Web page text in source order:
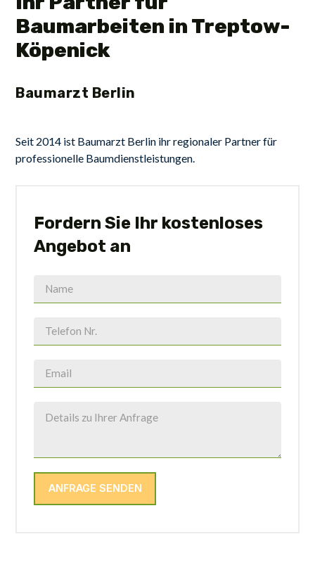
Baumarbeiten in Treptow-
Köpenick
Baumarzt Berlin
Seit 2014 ist Baumarzt Berlin ihr regionaler Partner für
professionelle Baumdienstleistungen.
Fordern Sie Ihr kostenloses
Angebot an